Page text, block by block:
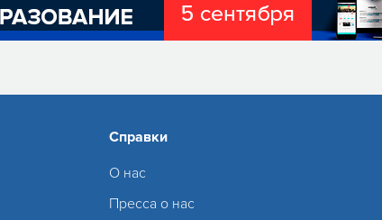
Справки
О нас
Пресса о нас